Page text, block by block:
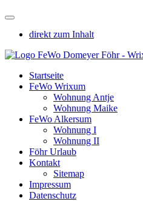
direkt zum Inhalt
Startseite
FeWo Wrixum
Wohnung Antje
Wohnung Maike
FeWo Alkersum
Wohnung I
Wohnung II
Föhr Urlaub
Kontakt
Sitemap
Impressum
Datenschutz